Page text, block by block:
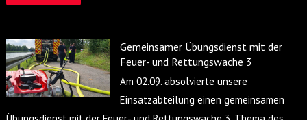
Gemeinsamer Übungsdienst mit der
Feuer- und Rettungswache 3
Am 02.09. absolvierte unsere
Einsatzabteilung einen gemeinsamen